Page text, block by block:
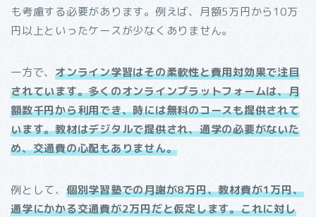
も考慮する必要があります。例えば、月額5万円から10万
円以上といったケースが少なくありません。
一方で、オンライン学習はその柔軟性と費用対効果で注目
されています。多くのオンラインプラットフォームは、月
額数千円から利用でき、時には無料のコースも提供されて
います。教材はデジタルで提供され、通学の必要がないた
め、交通費の心配もありません。
例として、 個別学習塾での月謝が8万円、教材費が1万円、
通学にかかる交通費が2万円だと仮定します。これに対し